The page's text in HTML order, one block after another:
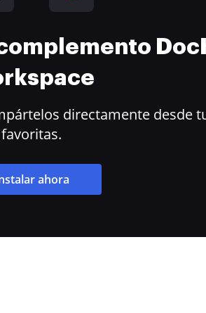
directamente desde
favoritas.
ahora